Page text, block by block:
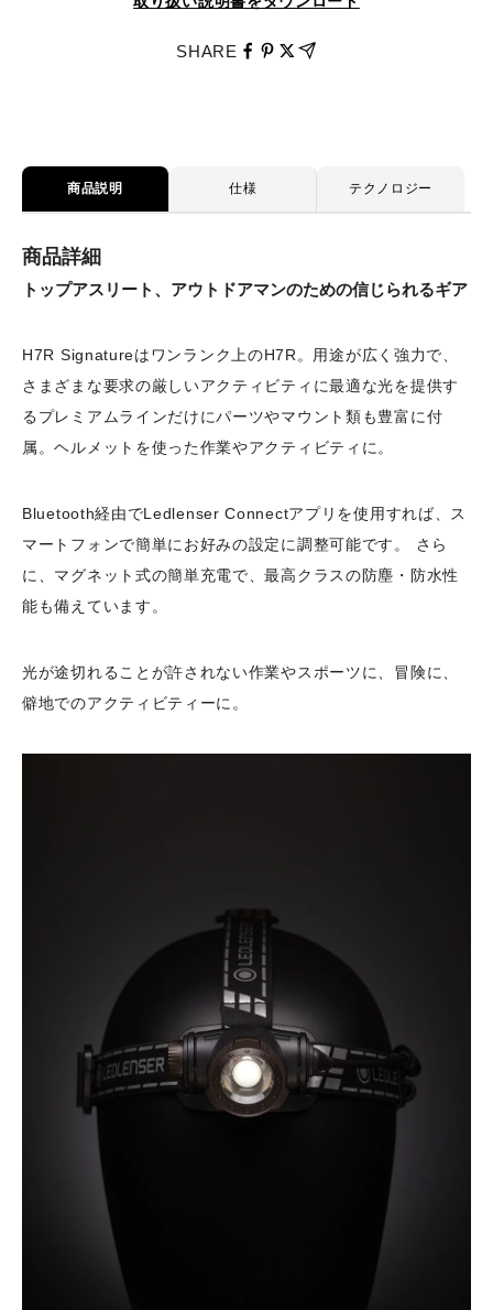
SHARE
商品説明 仕様 テクノロジー
商品詳細
トップアスリート、アウトドアマンのための信じられるギア
H7R Signatureはワンランク上のH7R。用途が広く強力で、
さまざまな要求の厳しいアクティビティに最適な光を提供す
るプレミアムラインだけにパーツやマウント類も豊富に付
属。ヘルメットを使った作業やアクティビティに。
Bluetooth経由でLedlenser Connectアプリを使用すれば、ス
マートフォンで簡単にお好みの設定に調整可能です。 さら
に、マグネット式の簡単充電で、最高クラスの防塵・防水性
能も備えています。
光が途切れることが許されない作業やスポーツに、冒険に、
僻地でのアクティビティーに。